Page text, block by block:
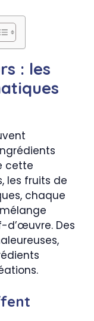
: les
cette
les fruits de
chaque
d’œuvre. Des